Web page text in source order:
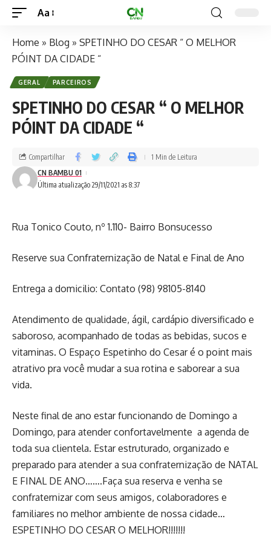
Aa
Home » Blog » SPETINHO DO CESAR “ O MELHOR
PÓINT DA CIDADE “
GERAL PARCEIROS
SPETINHO DO CESAR “ O MELHOR
PÓINT DA CIDADE “
Última atualização 29/11/2021 as 8:37
CN BAMBU 01
Compartilhar 1 Min de Leitura
Rua Tonico Couto, nº 1.110- Bairro Bonsucesso
Reserve sua Confraternização de Natal e Final de Ano
Entrega a domicilio: Contato (98) 98105-8140
Atendimento de qualidade, ágil, cardápio diversificado e
saboroso, acompanhado de todas as bebidas, sucos e
vitaminas. O Espaço Espetinho do Cesar é o point mais
atrativo pra você mudar a sua rotina e saborear a sua
vida.
Neste final de ano estar funcionando de Domingo a
Domingo, para atender confortavelmente a agenda de
toda sua clientela. Estar estruturado, organizado e
preparado para atender a sua confraternização de NATAL
E FINAL DE ANO…….Faça sua reserva e venha se
confraternizar com seus amigos, colaboradores e
familiares no melhor ambiente de nossa cidade…
ESPETINHO DO CESAR O MELHOR!!!!!!!